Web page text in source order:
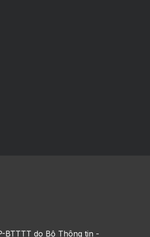
BTTTT do Bộ Thông tin -